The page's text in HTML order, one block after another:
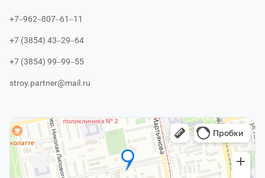
+7‒962‒807‒61‒11
+7 (3854) 43‒29‒64
+7 (3854) 99‒99‒55
stroy.partner@mail.ru